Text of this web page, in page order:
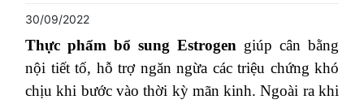
30/09/2022
Thực phẩm bổ sung Estrogen giúp cân bằng
nội tiết tố, hỗ trợ ngăn ngừa các triệu chứng khó
chịu khi bước vào thời kỳ mãn kinh. Ngoài ra khi